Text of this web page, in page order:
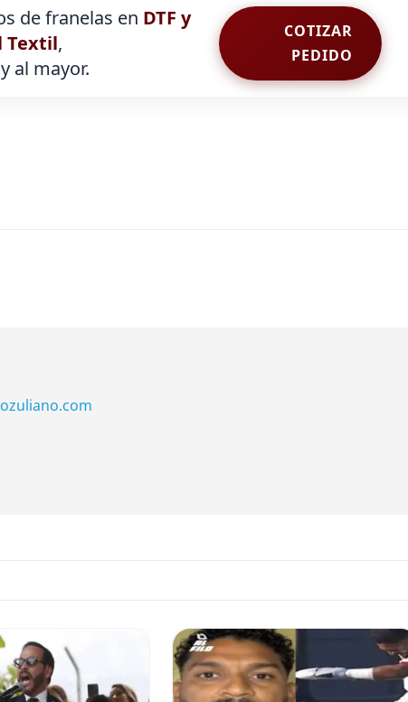
de franelas en DTF y
Textil,
al mayor.
COTIZAR
PEDIDO